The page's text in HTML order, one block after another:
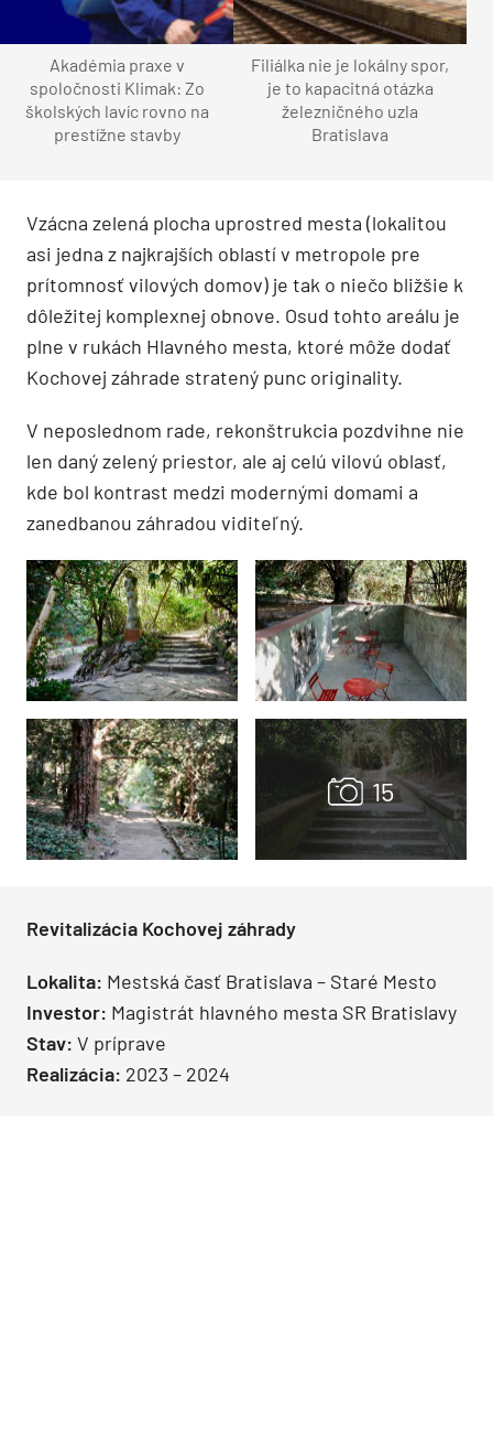
Akadémia praxe v
spoločnosti Klimak: Zo
školských lavíc rovno na
prestížne stavby
Filiálka nie je lokálny spor,
je to kapacitná otázka
železničného uzla
Bratislava
Vzácna zelená plocha uprostred mesta (lokalitou
asi jedna z najkrajších oblastí v metropole pre
prítomnosť vilových domov) je tak o niečo bližšie k
dôležitej komplexnej obnove. Osud tohto areálu je
plne v rukách Hlavného mesta, ktoré môže dodať
Kochovej záhrade stratený punc originality.
V neposlednom rade, rekonštrukcia pozdvihne nie
len daný zelený priestor, ale aj celú vilovú oblasť,
kde bol kontrast medzi modernými domami a
zanedbanou záhradou viditeľný.
Revitalizácia Kochovej záhrady
Lokalita: Mestská časť Bratislava – Staré Mesto
Investor: Magistrát hlavného mesta SR Bratislavy
Stav: V príprave
Realizácia: 2023 – 2024